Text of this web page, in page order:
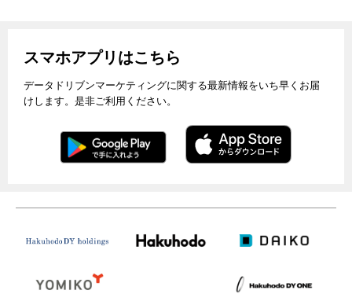
スマホアプリはこちら
データドリブンマーケティングに関する最新情報をいち早くお届
けします。是非ご利用ください。